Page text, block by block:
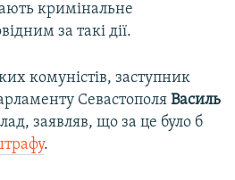
кримінальне
за такі дії.
комуністів, заступник
Севастополя Василь
заявляв, що за це було б
.